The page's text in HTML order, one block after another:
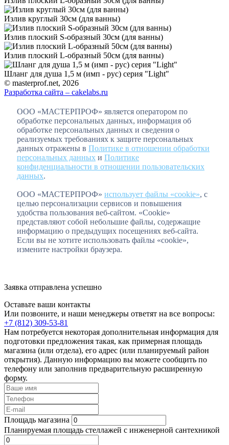
Излив круглый 30см (для ванны)
Излив плоский S-образный 30см (для ванны)
Излив плоский L-образный 50см (для ванны)
Шланг для душа 1,5 м (имп - рус) серия "Light"
© masterprof.net, 2026
Разработка сайта – cakelabs.ru
ООО «МАСТЕРПРОФ» является оператором по
обработке персональных данных, информация об
обработке персональных данных и сведения о
реализуемых требованиях к защите персональных
данных отражены в Политике в отношении обработки
персональных данных и Политике
конфиденциальности в отношении пользовательских
данных.
ООО «МАСТЕРПРОФ» использует файлы «cookie», с
целью персонализации сервисов и повышения
удобства пользования веб-сайтом. «Cookie»
представляют собой небольшие файлы, содержащие
информацию о предыдущих посещениях веб-сайта.
Если вы не хотите использовать файлы «cookie»,
измените настройки браузера.
Заявка отправлена успешно
Оставьте ваши контакты
Или позвоните, и наши менеджеры ответят на все вопросы:
+7 (812) 309-53-81
Нам потребуется некоторая дополнительная информация для
подготовки предложения такая, как примерная площадь
магазина (или отдела), его адрес (или планируемый район
открытия). Данную информацию вы можете сообщить по
телефону или заполнив предварительную расширенную
форму.
Площадь магазина
Планируемая площадь стеллажей с инженерной сантехникой